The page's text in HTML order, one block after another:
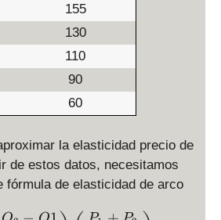
155
130
110
90
60
la elasticidad precio de
de estos datos, necesitamos
fórmula de elasticidad de arco